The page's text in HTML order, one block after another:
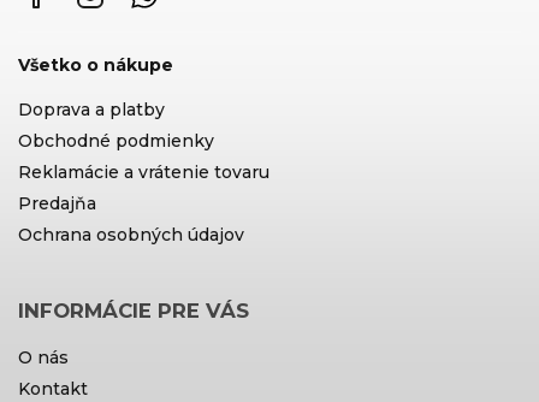
Všetko o nákupe
Doprava a platby
Obchodné podmienky
Reklamácie a vrátenie tovaru
Predajňa
Ochrana osobných údajov
INFORMÁCIE PRE VÁS
O nás
Kontakt